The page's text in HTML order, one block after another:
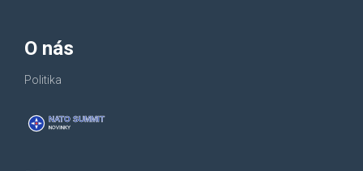
O nás
Politika